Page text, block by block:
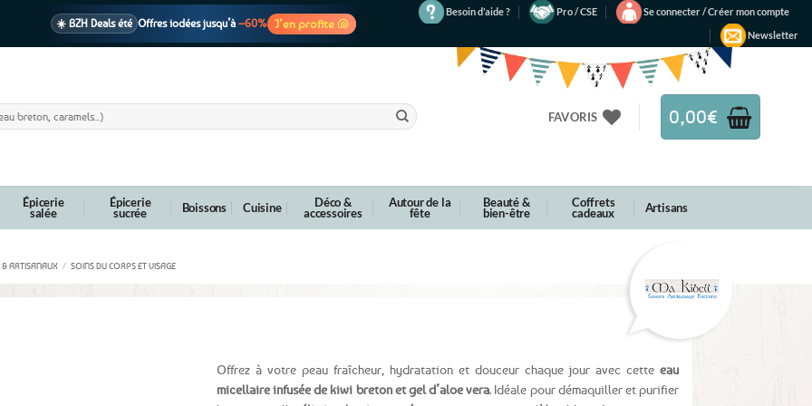
☀️ BZH Deals été Offres iodées jusqu’à –60% J’en profite 🐚
Besoin d’aide ? Pro / CSE
Se connecter / Créer mon compte
Newsletter
FAVORIS 0,00€
Épicerie
salée
Épicerie
sucrée Boissons Cuisine Déco &
accessoires
Autour de la
fête
Beauté &
bien-être
Coffrets
cadeaux Artisans
ARTISANAUX / SOINS DU CORPS ET VISAGE
Offrez à votre peau fraîcheur, hydratation et douceur chaque jour avec cette eau
micellaire infusée de kiwi breton et gel d’aloe vera. Idéale pour démaquiller et purifier